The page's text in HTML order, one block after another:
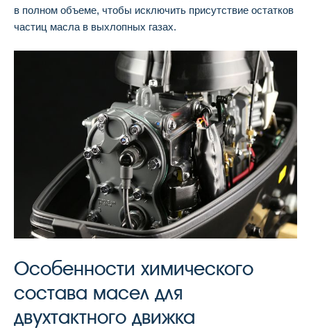
в полном объеме, чтобы исключить присутствие остатков
частиц масла в выхлопных газах.
Особенности химического
состава масел для
двухтактного движка